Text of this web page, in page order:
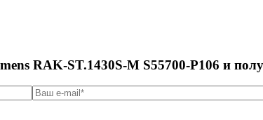
RAK-ST.1430S-M S55700-P106 и